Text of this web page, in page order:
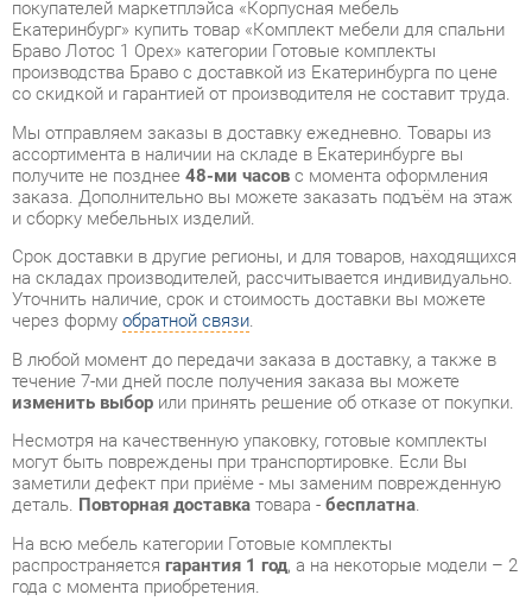
со скидкой и гарантией от производителя не составит труда.
Мы отправляем заказы в доставку ежедневно. Товары из
ассортимента в наличии на складе в Екатеринбурге вы
получите не позднее48-ми часовс момента оформления
заказа. Дополнительно вы можете заказать подъём на этаж
и сборку мебельных изделий.
Срок доставки в другие регионы, и для товаров, находящихся
на складах производителей, рассчитывается индивидуально.
Уточнить наличие, срок и стоимость доставки вы можете
через формуобратной связи.
В любой момент до передачи заказа в доставку, а также в
течение 7-ми дней после получения заказа вы можете
изменить выборили принять решение об отказе от покупки.
Несмотря на качественную упаковку, готовые комплекты
могут быть повреждены при транспортировке. Если Вы
заметили дефект при приёме - мы заменим поврежденную
деталь.Повторная доставкатовара -бесплатна.
На всю мебель категории Готовые комплекты
распространяетсягарантия 1 год, а на некоторые модели – 2
года с момента приобретения.
Комплект мебели для спальни Браво Лотос 1 Орех
качественное изделие производства
соответствующее современному государственному
стандарту.